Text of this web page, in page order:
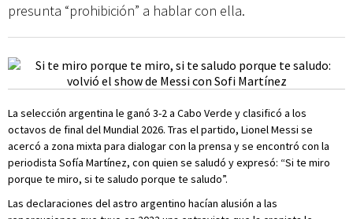
presunta “prohibición” a hablar con ella.
La selección argentina le ganó 3-2 a Cabo Verde y clasificó a los
octavos de final del Mundial 2026. Tras el partido, Lionel Messi se
acercó a zona mixta para dialogar con la prensa y se encontró con la
periodista Sofía Martínez, con quien se saludó y expresó: “Si te miro
porque te miro, si te saludo porque te saludo”.
Las declaraciones del astro argentino hacían alusión a las